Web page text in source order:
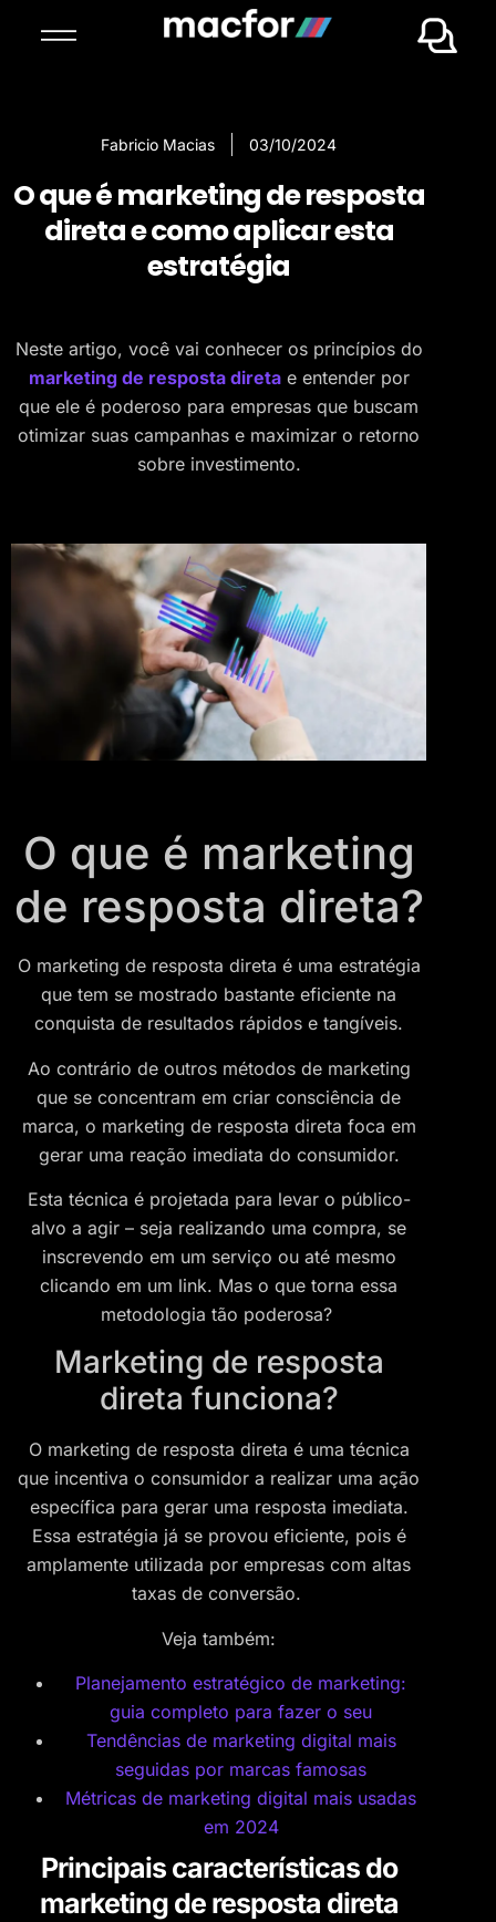
Fabricio Macias 03/10/2024
O que é marketing de resposta
direta e como aplicar esta
estratégia
Neste artigo, você vai conhecer os princípios do
marketing de resposta diretae entender por
que ele é poderoso para empresas que buscam
otimizar suas campanhas e maximizar o retorno
sobre investimento.
O que é marketing
de resposta direta?
​O marketing de resposta direta é uma estratégia
que tem se mostrado bastante eficiente na
conquista de resultados rápidos e tangíveis.
Ao contrário de outros métodos de marketing
que se concentram em criar consciência de
marca, o marketing de resposta direta foca em
gerar uma reação imediata do consumidor.
Esta técnica é projetada para levar o público-
alvo a agir – seja realizando uma compra, se
inscrevendo em um serviço ou até mesmo
clicando em um link. Mas o que torna essa
metodologia tão poderosa?
Marketing de resposta
direta funciona?
​O marketing de resposta direta é uma técnica
que incentiva o consumidor a realizar uma ação
específica para gerar uma resposta imediata.
Essa estratégia já se provou eficiente, pois é
amplamente utilizada por empresas com altas
taxas de conversão.
Veja também:
Planejamento estratégico de marketing:
guia completo para fazer o seu
Tendências de marketing digital mais
seguidas por marcas famosas
Métricas de marketing digital mais usadas
em 2024
Principais características do
marketing de resposta direta